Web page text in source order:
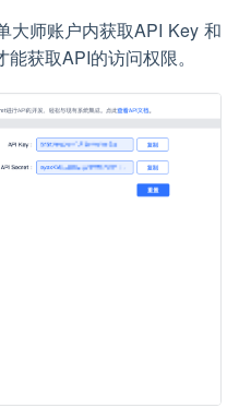
大师账户内获取API Key 和
获取API的访问权限。